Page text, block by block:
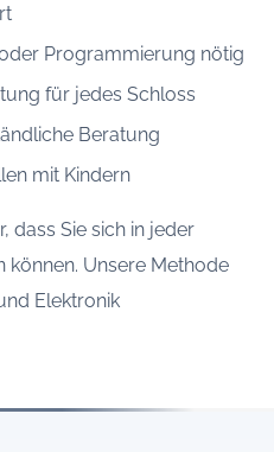
Programmierung nötig
für jedes Schloss
Beratung
mit Kindern
dass Sie sich in jeder
können. Unsere Methode
Elektronik